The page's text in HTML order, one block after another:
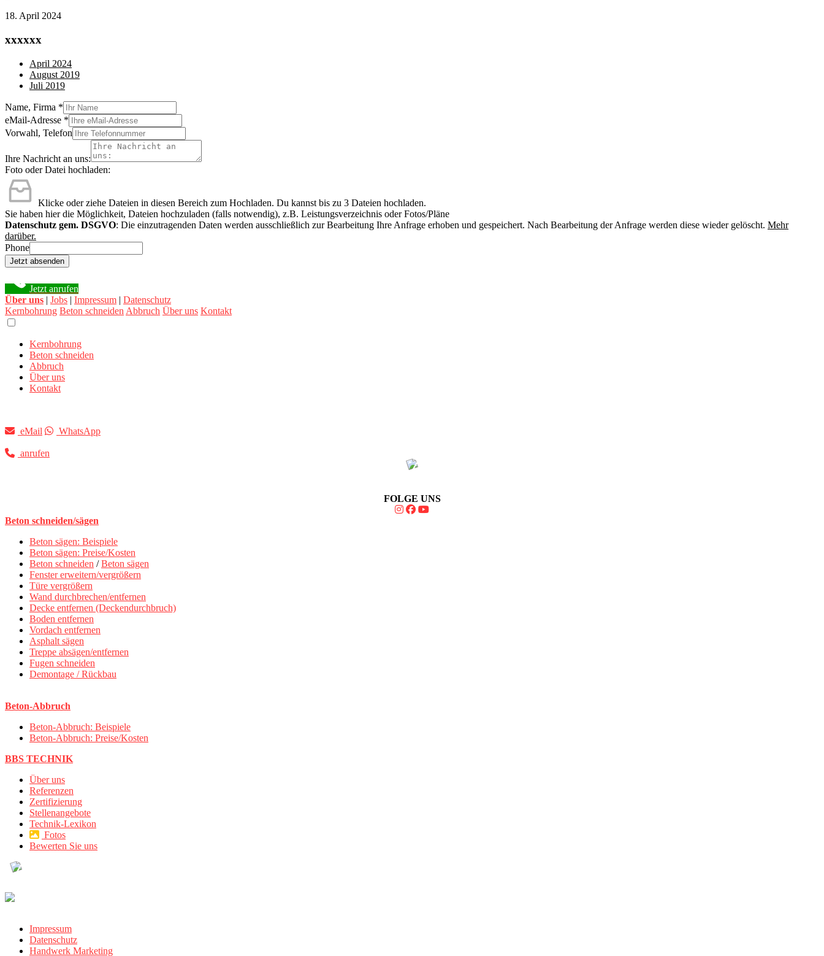
18. April 2024
xxxxxx
April 2024
August 2019
Juli 2019
Name, Firma *
eMail-Adresse *
Vorwahl, Telefon
Ihre Nachricht an uns:
Foto oder Datei hochladen:
Klicke oder ziehe Dateien in diesen Bereich zum Hochladen. Du kannst bis zu 3 Dateien hochladen.
Sie haben hier die Möglichkeit, Dateien hochzuladen (falls notwendig), z.B. Leistungsverzeichnis oder Fotos/Pläne
Datenschutz gem. DSGVO: Die einzutragenden Daten werden ausschließlich zur Bearbeitung Ihre Anfrage erhoben und gespeichert. Nach Bearbeitung der Anfrage werden diese wieder gelöscht. Mehr
darüber.
Phone
Jetzt absenden
Jetzt anrufen
Über uns | Jobs | Impressum | Datenschutz
Kernbohrung Beton schneiden Abbruch Über uns Kontakt
Kernbohrung
Beton schneiden
Abbruch
Über uns
Kontakt
eMail WhatsApp
anrufen
FOLGE UNS
Beton schneiden/sägen
Beton sägen: Beispiele
Beton sägen: Preise/Kosten
Beton schneiden /Beton sägen
Fenster erweitern/vergrößern
Türe vergrößern
Wand durchbrechen/entfernen
Decke entfernen (Deckendurchbruch)
Boden entfernen
Vordach entfernen
Asphalt sägen
Treppe absägen/entfernen
Fugen schneiden
Demontage / Rückbau
Beton-Abbruch
Beton-Abbruch: Beispiele
Beton-Abbruch: Preise/Kosten
BBS TECHNIK
Über uns
Referenzen
Zertifizierung
Stellenangebote
Technik-Lexikon
Fotos
Bewerten Sie uns
Impressum
Datenschutz
Handwerk Marketing